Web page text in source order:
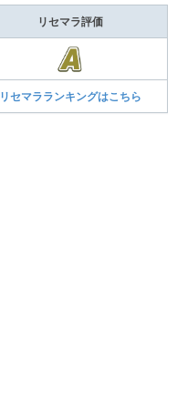
リセマラ評価
リセマラランキングはこちら